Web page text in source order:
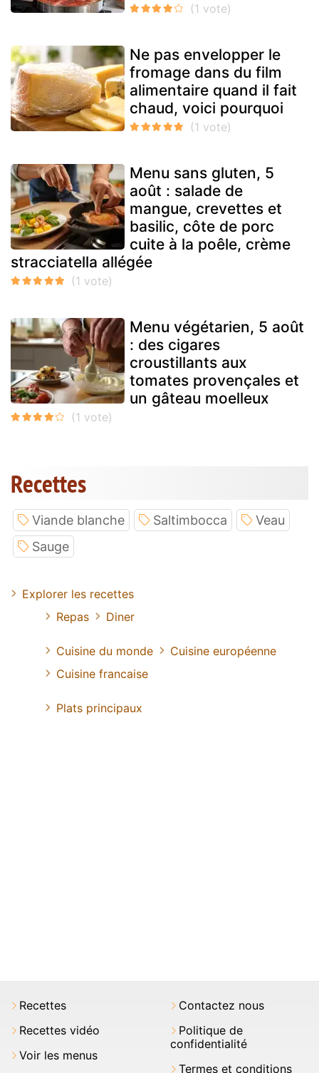
Ne pas envelopper le
fromage dans du film
alimentaire quand il fait
chaud, voici pourquoi
Menu sans gluten, 5
août : salade de
mangue, crevettes et
basilic, côte de porc
cuite à la poêle, crème
stracciatella allégée
Menu végétarien, 5 août
: des cigares
croustillants aux
tomates provençales et
un gâteau moelleux
Recettes
Viande blanche Saltimbocca
Veau
Sauge
Explorer les recettes
Repas
Diner
Cuisine du monde
Cuisine européenne
Cuisine francaise
Plats principaux
Recettes
Recettes vidéo
Voir les menus
Contactez nous
Politique de
confidentialité
Termes et conditions